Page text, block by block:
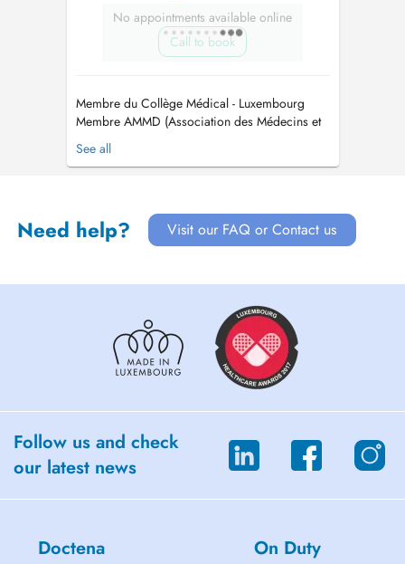
No appointments available online
Call to book
Membre du Collège Médical - Luxembourg
Membre AMMD (Association des Médecins et
Médecins Dentistes) - Luxembourg. Membre
OMD (Ordem dos Médicos Dentistas) -
See all
Need help? Visit our FAQ or Contact us
Follow us and check
our latest news
Doctena On Duty